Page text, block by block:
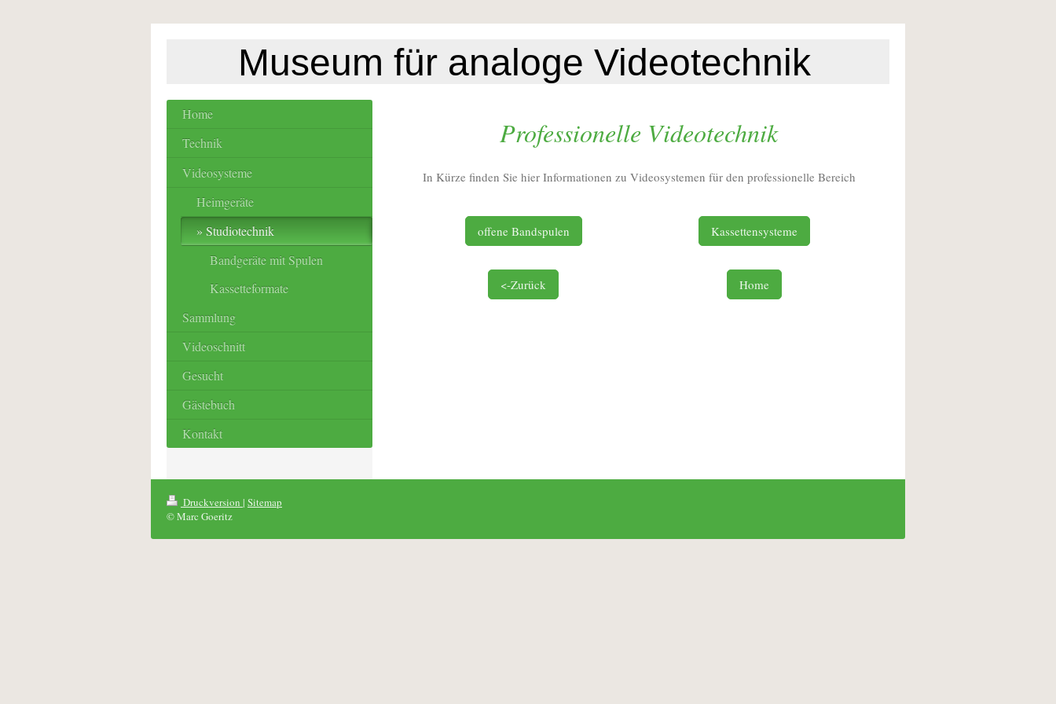
Museum für analoge Videotechnik
Professionelle Videotechnik
In Kürze finden Sie hier Informationen zu Videosystemen für den professionelle Bereich
offene Bandspulen
<-Zurück
Kassettensysteme
Home
Home
Technik
Videosysteme
Heimgeräte
Studiotechnik
Bandgeräte mit Spulen
Kassetteformate
Sammlung
Videoschnitt
Gesucht
Gästebuch
Kontakt
Druckversion | Sitemap
© Marc Goeritz